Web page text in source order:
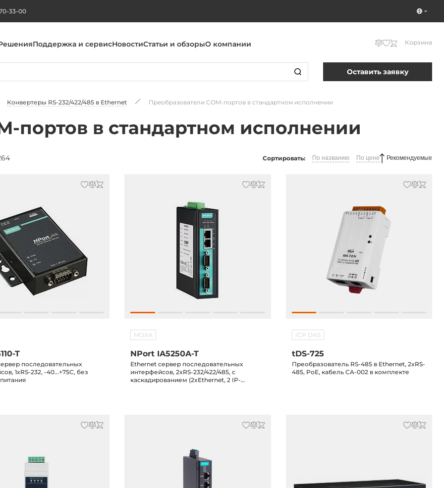
33-00
Поддержка и сервисНовостиСтатьи и обзорыО компании Корзина
Оставить заявку
Конвертеры RS-232/422/485 в Ethernet Преобразователи COM-портов в стандартном исполнении
портов в стандартном исполнении
Сортировать: По названию По цене Рекомендуемые
T
последовательных
1xRS-232, -40...+75С, без
MOXA
NPort IA5250A-T
Ethernet сервер последовательных
интерфейсов, 2xRS-232/422/485, с
каскадированием (2xEthernet, 2 IP-
ICP DAS
tDS-725
Преобразователь RS-485 в Ethernet, 2xRS-
485, PoE, кабель CA-002 в комплекте